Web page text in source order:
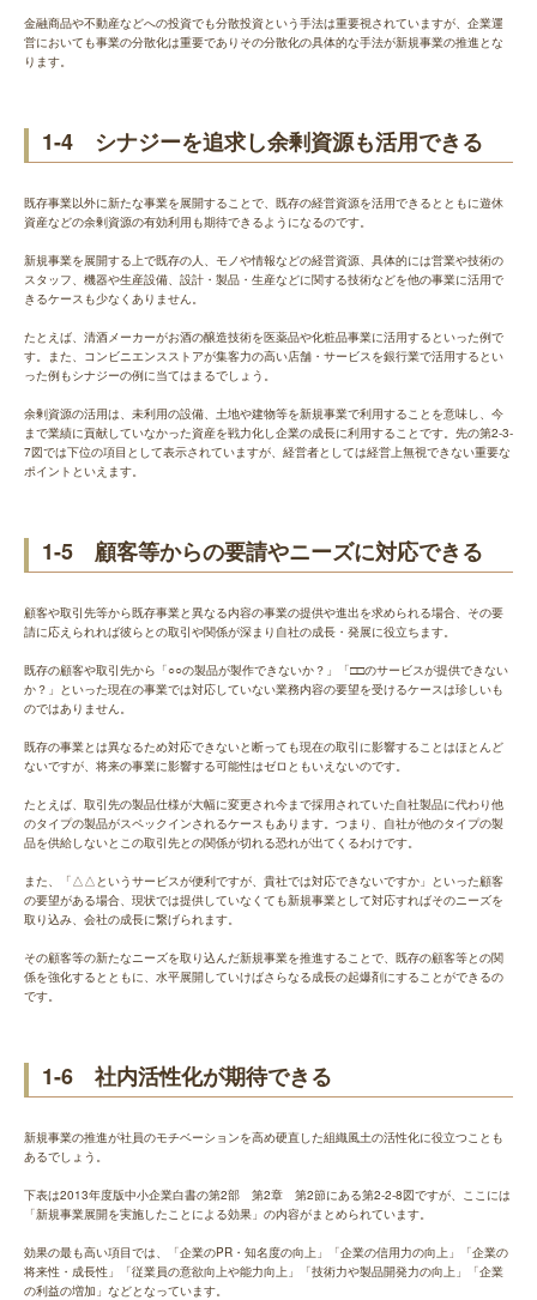
金融商品や不動産などへの投資でも分散投資という手法は重要視されていますが、企業運
営においても事業の分散化は重要でありその分散化の具体的な手法が新規事業の推進とな
ります。
1-4 シナジーを追求し余剰資源も活用できる
既存事業以外に新たな事業を展開することで、既存の経営資源を活用できるとともに遊休
資産などの余剰資源の有効利用も期待できるようになるのです。
新規事業を展開する上で既存の人、モノや情報などの経営資源、具体的には営業や技術の
スタッフ、機器や生産設備、設計・製品・生産などに関する技術などを他の事業に活用で
きるケースも少なくありません。
たとえば、清酒メーカーがお酒の醸造技術を医薬品や化粧品事業に活用するといった例で
す。また、コンビニエンスストアが集客力の高い店舗・サービスを銀行業で活用するとい
った例もシナジーの例に当てはまるでしょう。
余剰資源の活用は、未利用の設備、土地や建物等を新規事業で利用することを意味し、今
まで業績に貢献していなかった資産を戦力化し企業の成長に利用することです。先の第2-3-
7図では下位の項目として表示されていますが、経営者としては経営上無視できない重要な
ポイントといえます。
1-5 顧客等からの要請やニーズに対応できる
顧客や取引先等から既存事業と異なる内容の事業の提供や進出を求められる場合、その要
請に応えられれば彼らとの取引や関係が深まり自社の成長・発展に役立ちます。
既存の顧客や取引先から「○○の製品が製作できないか？」「□□のサービスが提供できない
か？」といった現在の事業では対応していない業務内容の要望を受けるケースは珍しいも
のではありません。
既存の事業とは異なるため対応できないと断っても現在の取引に影響することはほとんど
ないですが、将来の事業に影響する可能性はゼロともいえないのです。
たとえば、取引先の製品仕様が大幅に変更され今まで採用されていた自社製品に代わり他
のタイプの製品がスペックインされるケースもあります。つまり、自社が他のタイプの製
品を供給しないとこの取引先との関係が切れる恐れが出てくるわけです。
また、「△△というサービスが便利ですが、貴社では対応できないですか」といった顧客
の要望がある場合、現状では提供していなくても新規事業として対応すればそのニーズを
取り込み、会社の成長に繋げられます。
その顧客等の新たなニーズを取り込んだ新規事業を推進することで、既存の顧客等との関
係を強化するとともに、水平展開していけばさらなる成長の起爆剤にすることができるの
です。
1-6 社内活性化が期待できる
新規事業の推進が社員のモチベーションを高め硬直した組織風土の活性化に役立つことも
あるでしょう。
下表は2013年度版中小企業白書の第2部 第2章 第2節にある第2-2-8図ですが、ここには
「新規事業展開を実施したことによる効果」の内容がまとめられています。
効果の最も高い項目では、「企業のPR・知名度の向上」「企業の信用力の向上」「企業の
将来性・成長性」「従業員の意欲向上や能力向上」「技術力や製品開発力の向上」「企業
の利益の増加」などとなっています。